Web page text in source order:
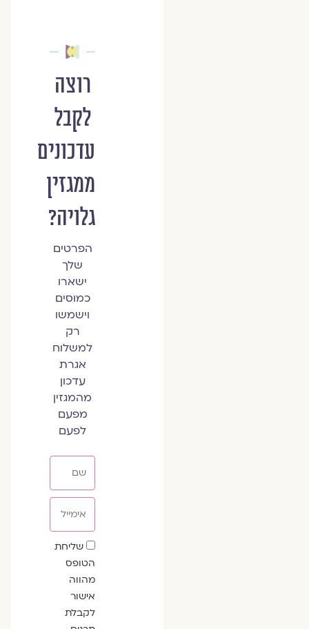
רוצה
לקבל
עדכונים
ממגזין
גלויה?
הפרטים
שלך
ישארו
כמוסים
וישמשו
רק
למשלוח
אגרת
עדכון
מהמגזין
מפעם
לפעם
שדה
הסכמה
שליחת
הטופס
מהווה
אישור
לקבלת